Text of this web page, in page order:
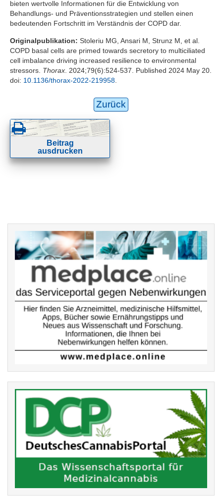
bieten wertvolle Informationen für die Entwicklung von
Behandlungs- und Präventionsstrategien und stellen einen
bedeutenden Fortschritt im Verständnis der COPD dar.
Originalpublikation: Stoleriu MG, Ansari M, Strunz M, et al.
COPD basal cells are primed towards secretory to multiciliated
cell imbalance driving increased resilience to environmental
stressors. Thorax . 2024;79(6):524-537. Published 2024 May 20.
doi: 10.1136/thorax-2022-219958
Zurück
Beitrag
ausdrucken